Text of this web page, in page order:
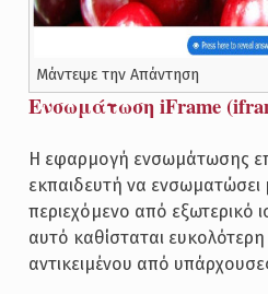
Μάντεψε την Απάντηση
Ενσωμάτωση iFrame
Η εφαρμογή ενσωμάτωσης
εκπαιδευτή να
περιεχόμενο από εξωτερικό
αυτό καθίσταται
αντικειμένου από